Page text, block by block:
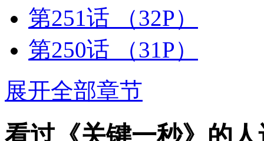
第251话
（32P）
第250话
（31P）
展开全部章节